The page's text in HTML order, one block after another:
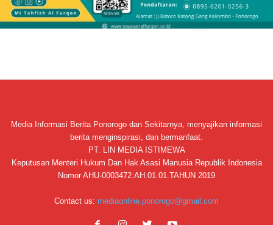
Media Informasi Berita Ponorogo dan Sekitarnya, menyajikan informasi
berita menginspirasi, dan bermanfaat.
PT. LIN MEDIA ISTIMEWA
Keputusan Menteri Hukum Dan Hak Asasi Manusia Republik Indonesia
Nomor AHU-0003472.AH.01.01.TAHUN 2019
Contact us: mediaonline.ponorogo@gmail.com